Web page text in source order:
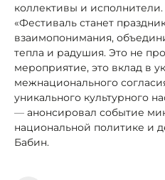
коллективы и исполнители.
«Фестиваль станет
взаимопонимания,
тепла и радушия. Это не
мероприятие, это вклад в
межнационального
уникального культурного
— анонсировал событие
национальной политике и
Бабин.